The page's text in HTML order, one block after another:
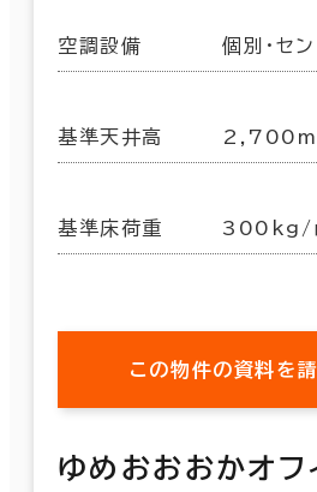
空調設備 個別・セ
基準天井高
基準床荷重 300kg/㎡
この物件の資料を
ゆめおおおかオフ